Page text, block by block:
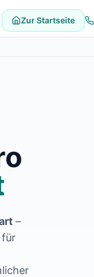
Zur Startseite
–
für